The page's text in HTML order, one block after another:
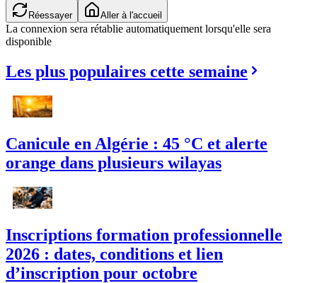
Réessayer Aller à l'accueil
La connexion sera rétablie automatiquement lorsqu'elle sera
disponible
Les plus populaires cette semaine
Canicule en Algérie : 45 °C et alerte
orange dans plusieurs wilayas
Inscriptions formation professionnelle
2026 : dates, conditions et lien
d’inscription pour octobre